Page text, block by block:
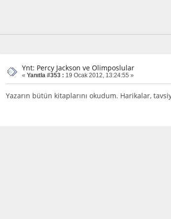
Ynt: Percy Jackson ve Olimposlular
« Yanıtla #353 : 19 Ocak 2012, 13:24:55 »
Yazarın bütün kitaplarını okudum. Harikalar,